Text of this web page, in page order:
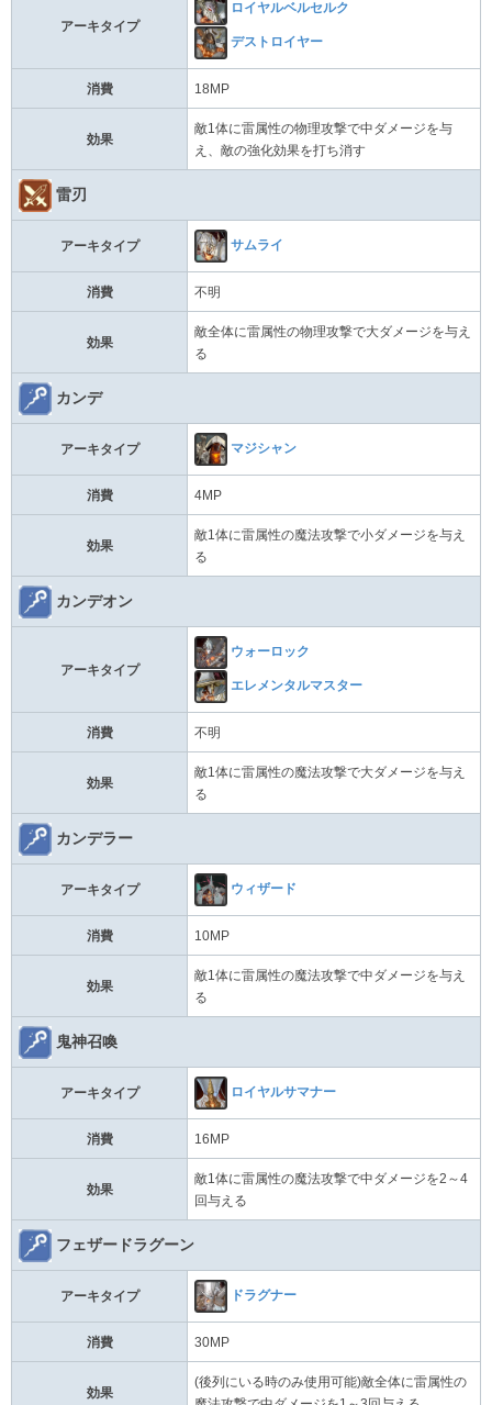
アーキタイプ
ロイヤルベルセルク
デストロイヤー
消費 18MP
効果
敵1体に雷属性の物理攻撃で中ダメージを与
え、敵の強化効果を打ち消す
雷刃
アーキタイプ サムライ
消費 不明
効果
敵全体に雷属性の物理攻撃で大ダメージを与え
る
カンデ
アーキタイプ マジシャン
消費 4MP
効果
敵1体に雷属性の魔法攻撃で小ダメージを与え
る
カンデオン
アーキタイプ
ウォーロック
エレメンタルマスター
消費 不明
効果
敵1体に雷属性の魔法攻撃で大ダメージを与え
る
カンデラー
アーキタイプ ウィザード
消費 10MP
効果
敵1体に雷属性の魔法攻撃で中ダメージを与え
る
鬼神召喚
アーキタイプ ロイヤルサマナー
消費 16MP
効果
敵1体に雷属性の魔法攻撃で中ダメージを2～4
回与える
フェザードラグーン
アーキタイプ ドラグナー
消費 30MP
効果
(後列にいる時のみ使用可能)敵全体に雷属性の